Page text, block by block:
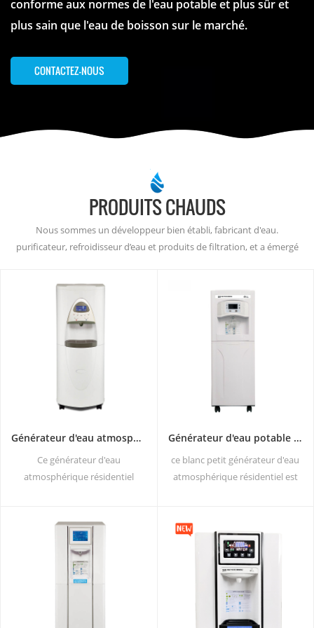
fournir une solution complète aux besoins mondiaux en eau
conforme aux normes de l'eau potable et plus sûr et
plus sain que l'eau de boisson sur le marché.
CONTACTEZ-NOUS
PRODUITS CHAUDS
Nous sommes un développeur bien établi, fabricant d'eau.
purificateur, refroidisseur d’eau et produits de filtration, et a émergé
Générateur d'eau atmosphérique résidentiel portable HR-77L
Ce générateur d'eau
atmosphérique résidentiel
le bureau. Eau générée 30 litres
par jour à 30 ℃ et 80% HR.
Chaud & amp; co Sortie d'eau
pure ld.
Générateur d'eau potable atmosphérique à usage domestique HR-88C
ce blanc petit générateur d'eau
atmosphérique résidentiel est
écran d'affichage lcd. capacité
de stockage: 16 l